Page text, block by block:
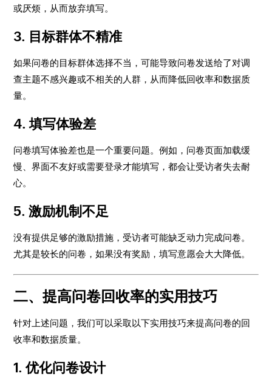
或厌烦，从而放弃填写。
3. 目标群体不精准
如果问卷的目标群体选择不当，可能导致问卷发送给了对调
查主题不感兴趣或不相关的人群，从而降低回收率和数据质
量。
4.填写体验差
问卷填写体验差也是一个重要问题。例如，问卷页面加载缓
慢、界面不友好或需要登录才能填写，都会让受访者失去耐
心。
5.激励机制不足
没有提供足够的激励措施，受访者可能缺乏动力完成问卷。
尤其是较长的问卷，如果没有奖励，填写意愿会大大降低。
二、提高问卷回收率的实用技巧
针对上述问题，我们可以采取以下实用技巧来提高问卷的回
收率和数据质量。
1.优化问卷设计